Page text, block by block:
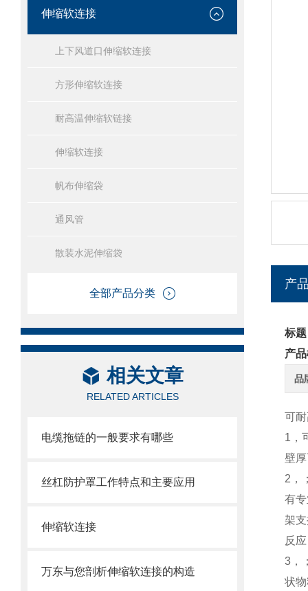
伸缩软连接
上下风道口伸缩软连接
方形伸缩软连接
耐高温伸缩软链接
伸缩软连接
帆布伸缩袋
通风管
散装水泥伸缩袋
全部产品分类
相关文章
RELATED ARTICLES
电缆拖链的一般要求有哪些
丝杠防护罩工作特点和主要应用
伸缩软连接
万东与您剖析伸缩软连接的构造
产
标
产
品
可
1，
壁
2，
有
架
反
3，
状